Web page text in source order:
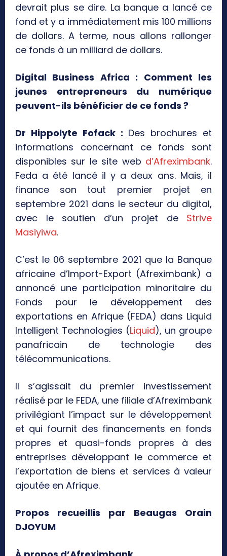
devrait plus se dire. La banque a lancé ce
fond et y a immédiatement mis 100 millions
de dollars. A terme, nous allons rallonger
ce fonds à un milliard de dollars.
Digital Business Africa : Comment les
jeunes entrepreneurs du numérique
peuvent-ils bénéficier de ce fonds ?
Dr Hippolyte Fofack : Des brochures et
informations concernant ce fonds sont
disponibles sur le site web d’Afreximbank.
Feda a été lancé il y a deux ans. Mais, il
finance son tout premier projet en
septembre 2021 dans le secteur du digital,
avec le soutien d’un projet de Strive
Masiyiwa.
C’est le 06 septembre 2021 que la Banque
africaine d’Import-Export (Afreximbank) a
annoncé une participation minoritaire du
Fonds pour le développement des
exportations en Afrique (FEDA) dans Liquid
Intelligent Technologies (Liquid), un groupe
panafricain de technologie des
télécommunications.
Il s’agissait du premier investissement
réalisé par le FEDA, une filiale d’Afreximbank
privilégiant l’impact sur le développement
et qui fournit des financements en fonds
propres et quasi-fonds propres à des
entreprises développant le commerce et
l’exportation de biens et services à valeur
ajoutée en Afrique.
Propos recueillis par Beaugas Orain
DJOYUM